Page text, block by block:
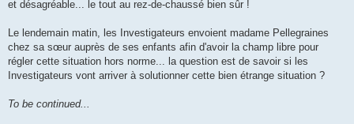
et désagréable... le tout au rez-de-chaussé bien sûr !
Le lendemain matin, les Investigateurs envoient madame Pellegraines
chez sa sœur auprès de ses enfants afin d'avoir la champ libre pour
régler cette situation hors norme... la question est de savoir si les
Investigateurs vont arriver à solutionner cette bien étrange situation ?
To be continued...